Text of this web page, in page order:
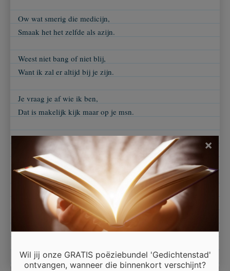
Ow wat smerig die medicijn,
Smaak het het zelfde als azijn.
Weest niet bang of niet blij,
Want ik zal er altijd bij je zijn.
Je vraag je af wie ik ben,
Dat is makelijk kijk maar op je msn.
Ik vind je erg lief vandaar dit gedicht,
Het is helaas geen liefdesgedicht.
Ik hoop dat dit je blij maakt,
Zoals jij mijn hart hebt geraakt.
Ik moet weer gaan tot ziens mijn schattige knuffelbeer,
Ik spreek je wel een ander keer.
Wil jij onze GRATIS poëziebundel 'Gedichtenstad'
ontvangen, wanneer die binnenkort verschijnt?
×